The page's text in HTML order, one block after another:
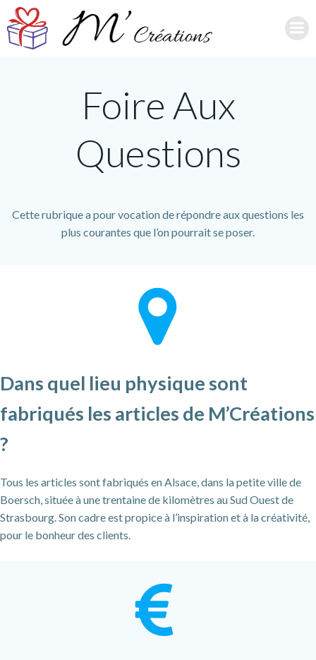
contenu
Foire Aux
Questions
Cette rubrique a pour vocation de répondre aux questions les
plus courantes que l’on pourrait se poser.
Dans quel lieu physique sont
fabriqués les articles de M’Créations
?
Tous les articles sont fabriqués en Alsace, dans la petite ville de
Boersch, située à une trentaine de kilomètres au Sud Ouest de
Strasbourg. Son cadre est propice à l’inspiration et à la créativité,
pour le bonheur des clients.